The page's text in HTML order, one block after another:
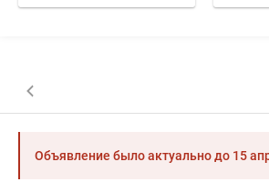
Назад к списку объявлений
Объявление было актуально до 15